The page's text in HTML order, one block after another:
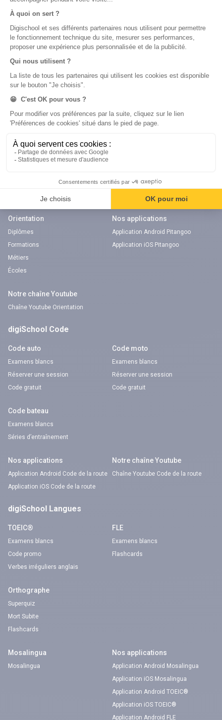
Nos cours
Mathématiques
Histoire-géographie
Français
SVT
Physique-Chimie
Bac
Brevet des collèges
Annales
Bac
Nos applications
Application Android Éducation
Chaîne Youtube Lycée
digiSchool Orientation
Orientation
Diplômes
Formations
Métiers
Écoles
Nos applications
Application Android Pitangoo
Application iOS Pitangoo
Notre chaîne Youtube
Chaîne Youtube Orientation
digiSchool Code
Code auto
Examens blancs
Réserver une session
Code gratuit
Code moto
Examens blancs
Réserver une session
Code gratuit
Code bateau
Examens blancs
Séries d’entraînement
Nos applications
Application Android Code de la route
Application iOS Code de la route
Notre chaîne Youtube
Chaîne Youtube Code de la route
digiSchool Langues
TOEIC®
Examens blancs
Code promo
Verbes irréguliers anglais
FLE
Examens blancs
Flashcards
Orthographe
Superquiz
Mort Subite
Flashcards
Mosalingua
Mosalingua
Nos applications
Application Android Mosalingua
Application iOS Mosalingua
Application Android TOEIC®
Application iOS TOEIC®
Application Android FLE